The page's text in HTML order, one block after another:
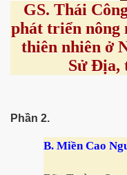
GS. Thái
phát triển nông
thiên nhiên ở
Sử Địa,
Phần 2.
B. Miền Cao